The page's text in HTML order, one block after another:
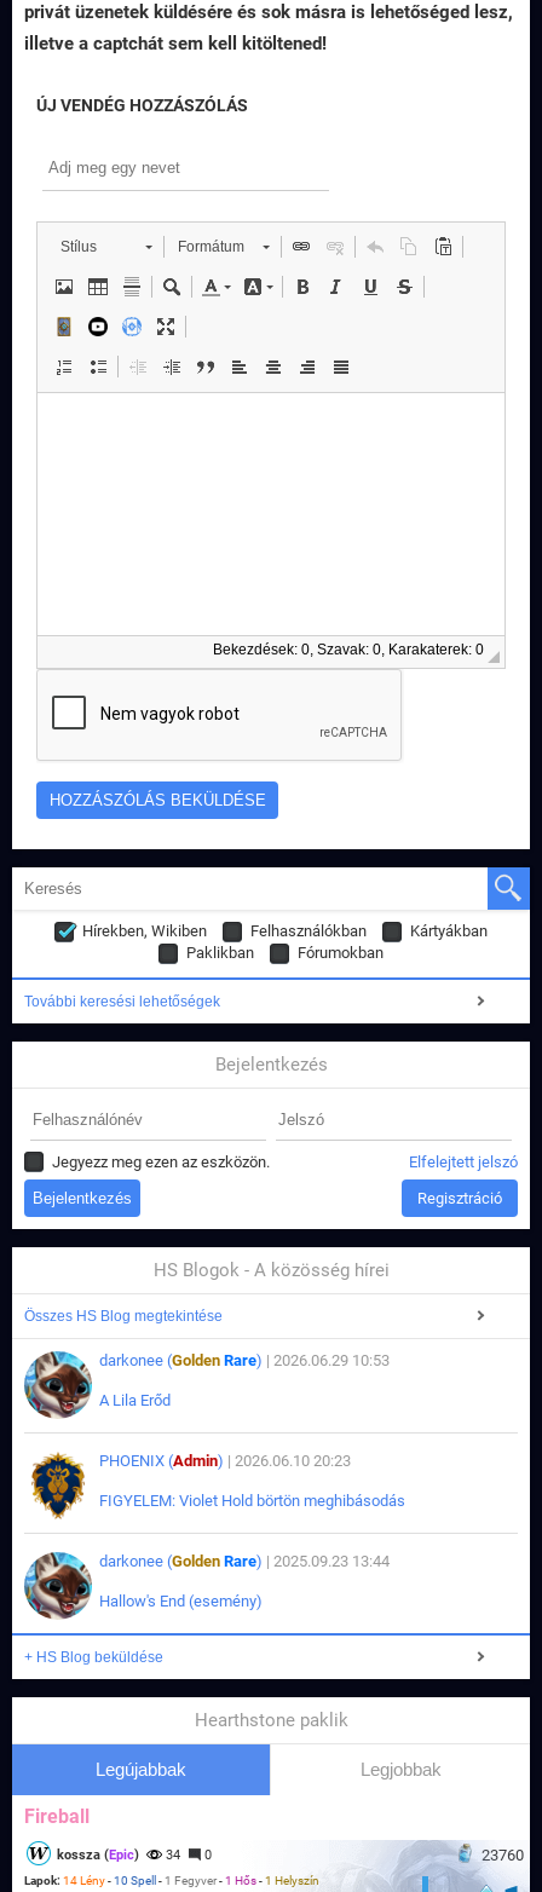
privát üzenetek küldésére és sok másra is lehetőséged lesz,
illetve a captchát sem kell kitöltened!
ÚJ VENDÉG HOZZÁSZÓLÁS
Stílus Formátum
Bekezdések: 0, Szavak: 0, Karakaterek: 0
Hírekben, Wikiben Felhasználókban
Kártyákban
Paklikban
Fórumokban
További keresési lehetőségek
Bejelentkezés
Jegyezz meg ezen az eszközön. Elfelejtett jelszó
Regisztráció
HS Blogok - A közösség hírei
Összes HS Blog megtekintése
darkonee (Golden Rare) | 2026.06.29 10:53
A Lila Erőd
PHOENIX (Admin) | 2026.06.10 20:23
FIGYELEM: Violet Hold börtön meghibásodás
darkonee (Golden Rare) | 2025.09.23 13:44
Hallow's End (esemény)
+ HS Blog beküldése
Hearthstone paklik
Legújabbak Legjobbak
Fireball
23760
kossza (Epic) 34 0
Lapok: 14 Lény-10 Spell - 1 Fegyver-1 Hős-1 Helyszín